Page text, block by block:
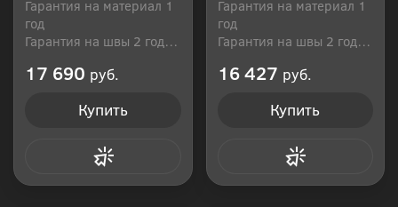
Гарантия на материал 1
год
Гарантия на швы 2 года
17 690 руб.
Купить
Гарантия на материал 1
год
Гарантия на швы 2 года
16 427 руб.
Купить